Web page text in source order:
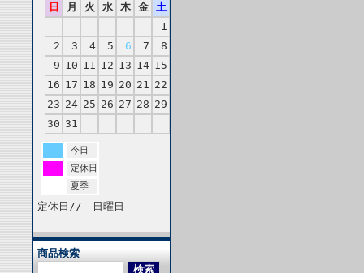
日
月 火 水 木 金
土
1
2
3 4 5 6 7
8
9 10 11 12 13 14 15
16 17 18 19 20 21 22
23 24 25 26 27 28 29
30 31
今日
定休日
夏季
定休日// 日曜日
商品検索